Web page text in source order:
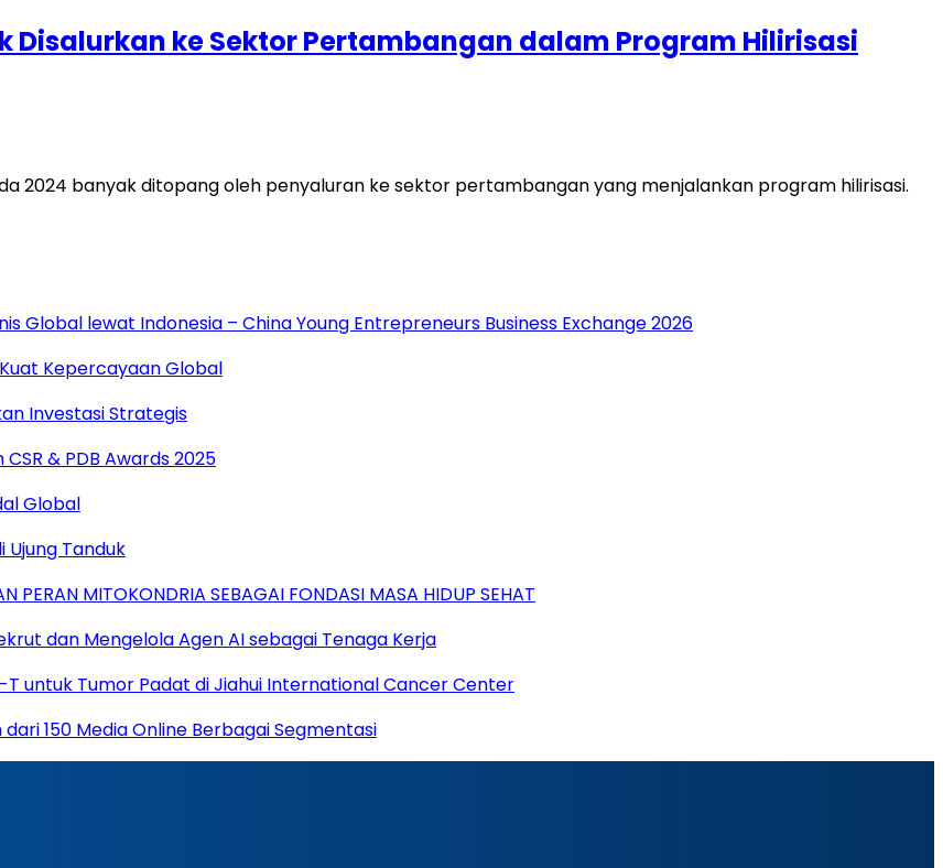
Disalurkan ke Sektor Pertambangan dalam Program Hilirisasi
2024 banyak ditopang oleh penyaluran ke sektor pertambangan yang menjalankan program hilirisasi.
Global lewat Indonesia – China Young Entrepreneurs Business Exchange 2026
Kepercayaan Global
Investasi Strategis
& PDB Awards 2025
Global
Ujung Tanduk
PERAN MITOKONDRIA SEBAGAI FONDASI MASA HIDUP SEHAT
dan Mengelola Agen AI sebagai Tenaga Kerja
untuk Tumor Padat di Jiahui International Cancer Center
150 Media Online Berbagai Segmentasi